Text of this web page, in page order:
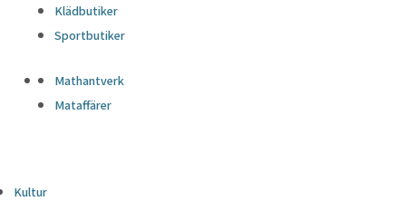
Klädbutiker
Sportbutiker
Mathantverk
Mataffärer
Kultur